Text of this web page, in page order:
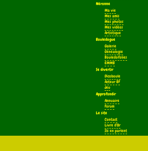
Néronne
Ma vie
Mes amis
Mes photos
Mes vidéos
Artistique
Bouledogue
Galerie
Généalogie
Bouledofolies
EMMB
Se divertir
Dicoboule
Acteur BF
Jeu
Approfondir
Annuaire
Forum
Le site
Contact
Livre d'Or
Ils en parlent